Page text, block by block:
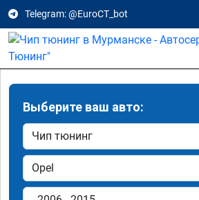
Telegram: @EuroCT_bot
Выберите ваш авто: